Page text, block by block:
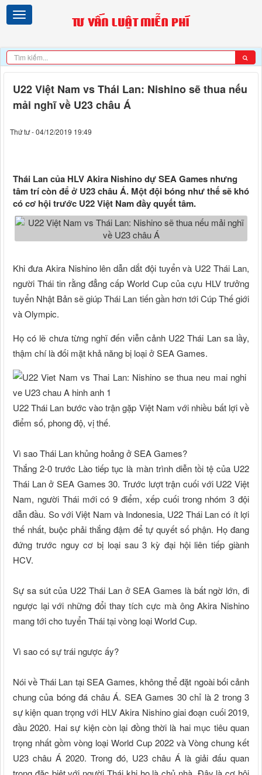
U22 Việt Nam vs Thái Lan: Nishino sẽ thua nếu
mải nghĩ về U23 châu Á
Thứ tư - 04/12/2019 19:49
Thái Lan của HLV Akira Nishino dự SEA Games nhưng
tâm trí còn để ở U23 châu Á. Một đội bóng như thế sẽ khó
có cơ hội trước U22 Việt Nam đầy quyết tâm.
Khi đưa Akira Nishino lên dẫn dắt đội tuyển và U22 Thái Lan,
người Thái tin rằng đẳng cấp World Cup của cựu HLV trưởng
tuyển Nhật Bản sẽ giúp Thái Lan tiến gần hơn tới Cúp Thế giới
và Olympic.
Họ có lẽ chưa từng nghĩ đến viễn cảnh U22 Thái Lan sa lầy,
thậm chí là đối mặt khả năng bị loại ở SEA Games.
U22 Thái Lan bước vào trận gặp Việt Nam với nhiều bất lợi về
điểm số, phong độ, vị thế.
Vì sao Thái Lan khủng hoảng ở SEA Games?
Thắng 2-0 trước Lào tiếp tục là màn trình diễn tồi tệ của U22
Thái Lan ở SEA Games 30. Trước lượt trận cuối với U22 Việt
Nam, người Thái mới có 9 điểm, xếp cuối trong nhóm 3 đội
dẫn đầu. So với Việt Nam và Indonesia, U22 Thái Lan có ít lợi
thế nhất, buộc phải thắng đậm để tự quyết số phận. Họ đang
đứng trước nguy cơ bị loại sau 3 kỳ đại hội liên tiếp giành
HCV.
Sự sa sút của U22 Thái Lan ở SEA Games là bất ngờ lớn, đi
ngược lại với những đổi thay tích cực mà ông Akira Nishino
mang tới cho tuyển Thái tại vòng loại World Cup.
Vì sao có sự trái ngược ấy?
Nói về Thái Lan tại SEA Games, không thể đặt ngoài bối cảnh
chung của bóng đá châu Á. SEA Games 30 chỉ là 2 trong 3
sự kiện quan trọng với HLV Akira Nishino giai đoạn cuối 2019,
đầu 2020. Hai sự kiện còn lại đồng thời là hai mục tiêu quan
trọng nhất gồm vòng loại World Cup 2022 và Vòng chung kết
U23 châu Á 2020. Trong đó, U23 châu Á là giải đấu quan